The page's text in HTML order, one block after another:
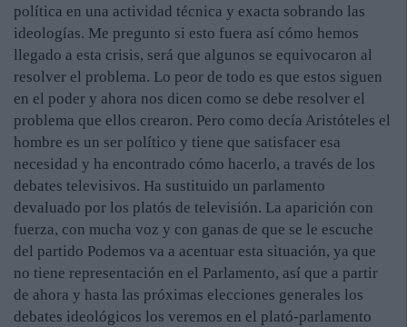
política en una actividad técnica y exacta sobrando las
ideologías. Me pregunto si esto fuera así cómo hemos
llegado a esta crisis, será que algunos se equivocaron al
resolver el problema. Lo peor de todo es que estos siguen
en el poder y ahora nos dicen como se debe resolver el
problema que ellos crearon. Pero como decía Aristóteles el
hombre es un ser político y tiene que satisfacer esa
necesidad y ha encontrado cómo hacerlo, a través de los
debates televisivos. Ha sustituido un parlamento
devaluado por los platós de televisión. La aparición con
fuerza, con mucha voz y con ganas de que se le escuche
del partido Podemos va a acentuar esta situación, ya que
no tiene representación en el Parlamento, así que a partir
de ahora y hasta las próximas elecciones generales los
debates ideológicos los veremos en el plató-parlamento